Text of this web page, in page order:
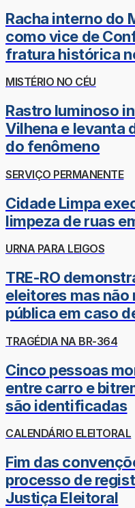
Racha interno do
como vice de
fratura histórica
MISTÉRIO NO CÉU
Rastro luminoso
Vilhena e levanta
do fenômeno
SERVIÇO PERMANENTE
Cidade Limpa
limpeza de ruas
URNA PARA LEIGOS
TRE-RO
eleitores mas
pública em caso
TRAGÉDIA NA BR-364
Cinco pessoas
entre carro e
são identificadas
CALENDÁRIO ELEITORAL
Fim das
processo de
Justiça Eleitoral